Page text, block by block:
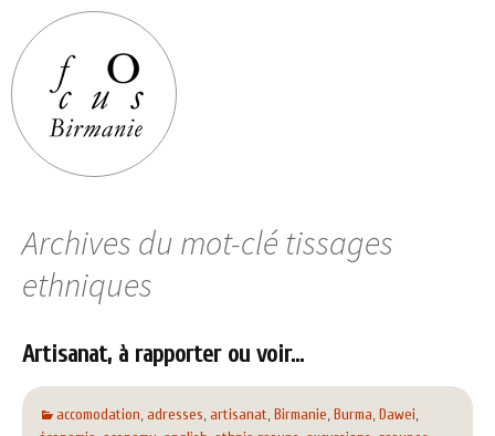
Archives du mot-clé tissages
ethniques
Artisanat, à rapporter ou voir…
accomodation,adresses,artisanat,Birmanie,Burma,Dawei,